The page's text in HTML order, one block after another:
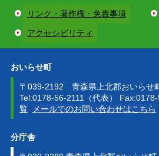
リンク・著作権・免責事項
アクセシビリティ
おいらせ町
〒039-2192 青森県上北郡おいらせ
Tel:0178-56-2111（代表）
覧
メールでのお問い合わせはこちら
分庁舎